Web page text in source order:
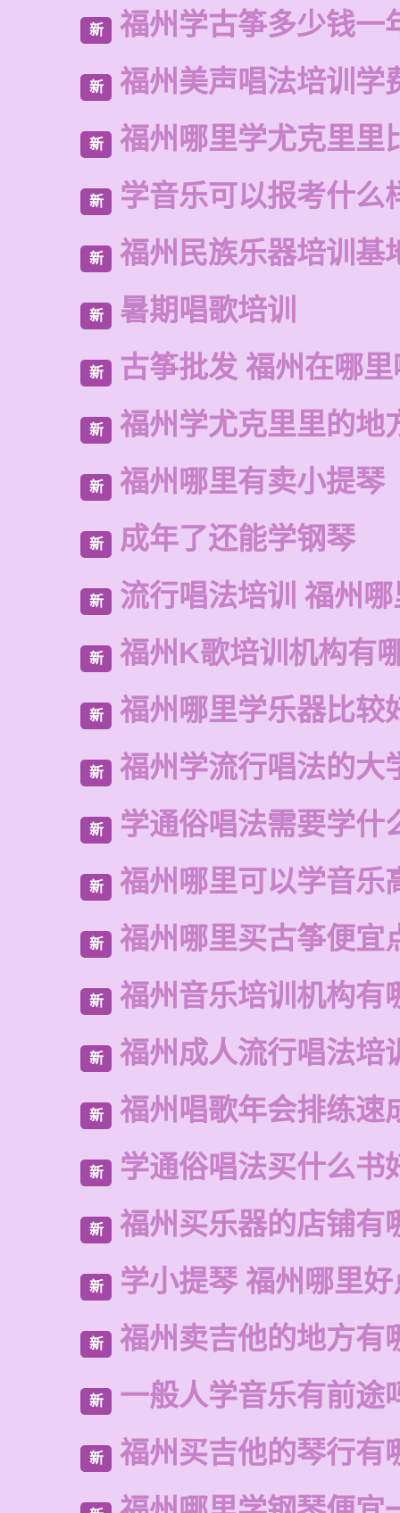
新 福州学古筝多少钱一
新 福州美声唱法培训学
新 福州哪里学尤克里里
新 学音乐可以报考什么
新 福州民族乐器培训基
新 暑期唱歌培训
新 古筝批发 福州在哪
新 福州学尤克里里的地
新 福州哪里有卖小提琴
新 成年了还能学钢琴
新 流行唱法培训 福州
新 福州K歌培训机构有
新 福州哪里学乐器比较
新 福州学流行唱法的大
新 学通俗唱法需要学什
新 福州哪里可以学音乐
新 福州哪里买古筝便宜
新 福州音乐培训机构有
新 福州成人流行唱法培
新 福州唱歌年会排练速
新 学通俗唱法买什么书
新 福州买乐器的店铺有
新 学小提琴 福州哪里好
新 福州卖吉他的地方有
新 一般人学音乐有前途
新 福州买吉他的琴行有